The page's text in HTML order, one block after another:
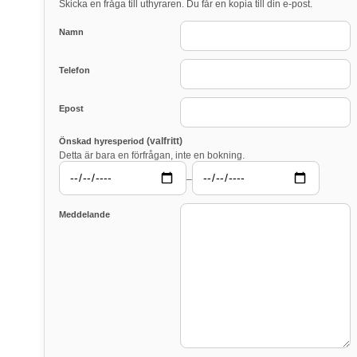
Skicka en fråga till uthyraren. Du får en kopia till din e-post.
Namn
Telefon
Epost
Önskad hyresperiod (valfritt)
Detta är bara en förfrågan, inte en bokning.
–
Meddelande